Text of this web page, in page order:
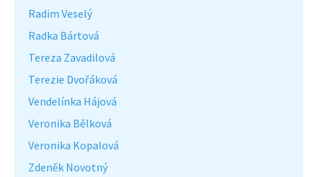
Radim Veselý
Radka Bártová
Tereza Zavadilová
Terezie Dvořáková
Vendelínka Hájová
Veronika Bělková
Veronika Kopalová
Zdeněk Novotný